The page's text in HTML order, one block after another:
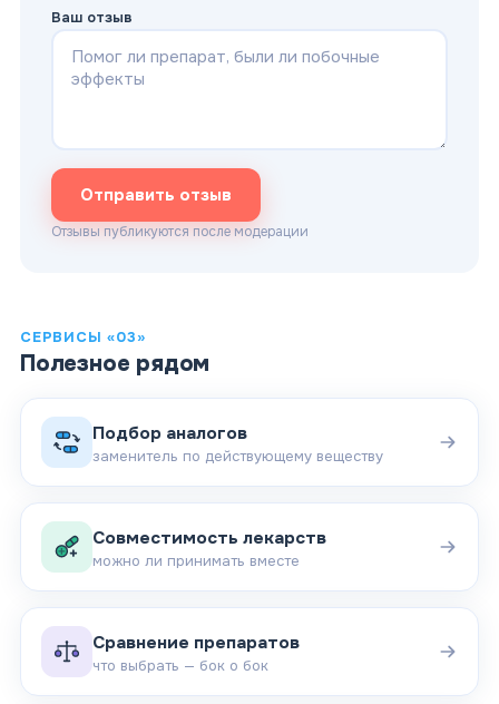
Ваш отзыв
Отправить отзыв
Отзывы публикуются после модерации
СЕРВИСЫ «03»
Полезное рядом
Подбор аналогов
заменитель по действующему веществу
Совместимость лекарств
можно ли принимать вместе
Сравнение препаратов
что выбрать — бок о бок